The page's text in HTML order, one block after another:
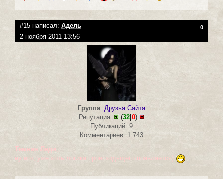
#15 написал: Адель 0
2 ноября 2011 13:56
Группа: Друзья Сайта
Репутация:
(32 0)
Публикаций: 9
Комментариев: 1 743
Темная Леди
ну вот, уже хоть логика происходящего появляется)